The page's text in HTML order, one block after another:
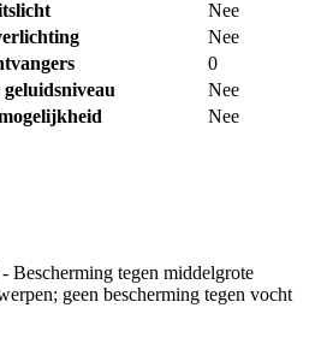
Nee
Nee
0
Nee
Nee
Bescherming tegen middelgrote
geen bescherming tegen vocht